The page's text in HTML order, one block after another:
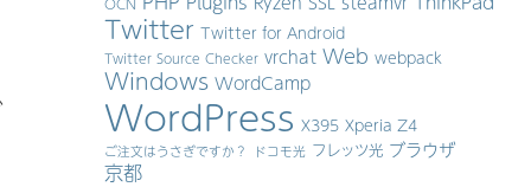
Twitter Twitter for Android
Twitter Source Checker vrchat Web webpack
Windows WordCamp
WordPress X395 Xperia Z4
ご注文はうさぎですか？ ドコモ光 フレッツ光 ブラウザ
京都